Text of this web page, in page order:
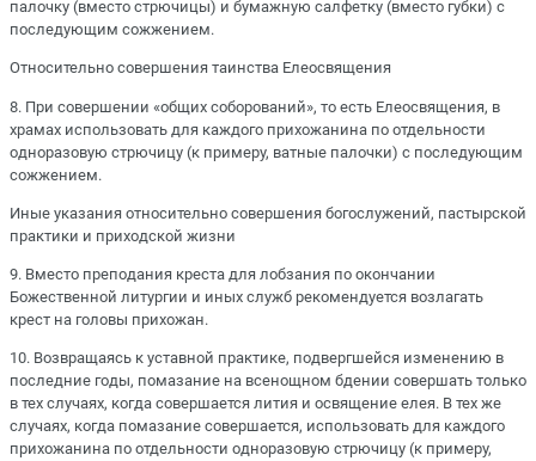
палочку (вместо стрючицы) и бумажную салфетку (вместо губки) с
последующим сожжением.
Относительно совершения таинства Елеосвящения
8. При совершении «общих соборований», то есть Елеосвящения, в
храмах использовать для каждого прихожанина по отдельности
одноразовую стрючицу (к примеру, ватные палочки) с последующим
сожжением.
Иные указания относительно совершения богослужений, пастырской
практики и приходской жизни
9. Вместо преподания креста для лобзания по окончании
Божественной литургии и иных служб рекомендуется возлагать
крест на головы прихожан.
10. Возвращаясь к уставной практике, подвергшейся изменению в
последние годы, помазание на всенощном бдении совершать только
в тех случаях, когда совершается лития и освящение елея. В тех же
случаях, когда помазание совершается, использовать для каждого
прихожанина по отдельности одноразовую стрючицу (к примеру,